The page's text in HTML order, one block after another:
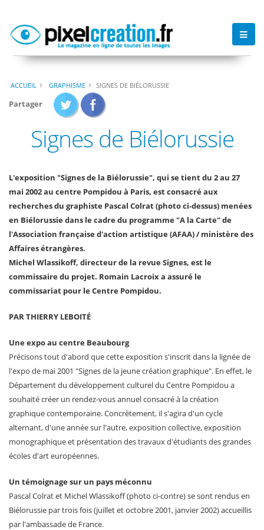
ACCUEIL GRAPHISME SIGNES DE BIÉLORUSSIE
Partager
Signes de Biélorussie
L'exposition "Signes de la Biélorussie", qui se tient du 2 au 27
mai 2002 au centre Pompidou à Paris, est consacré aux
recherches du graphiste Pascal Colrat (photo ci-dessus) menées
en Biélorussie dans le cadre du programme "A la Carte" de
l'Association française d'action artistique (AFAA) / ministère des
Affaires étrangères.
Michel Wlassikoff, directeur de la revue Signes, est le
commissaire du projet. Romain Lacroix a assuré le
commissariat pour le Centre Pompidou.
PAR THIERRY LEBOITÉ
Une expo au centre Beaubourg
Précisons tout d'abord que cette exposition s'inscrit dans la lignée de
l'expo de mai 2001 "Signes de la jeune création graphique". En effet, le
Département du développement culturel du Centre Pompidou a
souhaité créer un rendez-vous annuel consacré à la création
graphique contemporaine. Concrètement, il s'agira d'un cycle
alternant, d'une année sur l'autre, exposition collective, exposition
monographique et présentation des travaux d'étudiants des grandes
écoles d'art européennes.
Un témoignage sur un pays méconnu
Pascal Colrat et Michel Wlassikoff (photo ci-contre) se sont rendus en
Biélorussie par trois fois (juillet et octobre 2001, janvier 2002) accueillis
par l'ambassade de France.